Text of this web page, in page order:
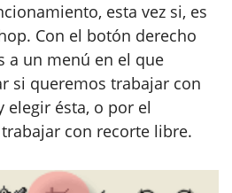
esta vez si, es
Con el botón derecho
a un menú en el que
si queremos trabajar con
ésta, o por el
con recorte libre.